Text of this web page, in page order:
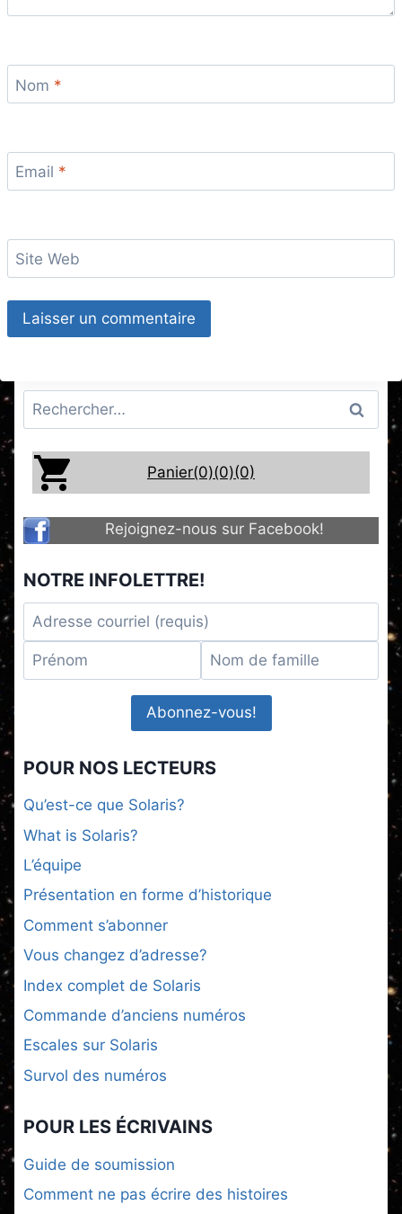
Nom *
Email *
Site Web
Rechercher :
Panier(0)(0)(0)
Rejoignez-nous sur Facebook!
NOTRE INFOLETTRE!
POUR NOS LECTEURS
Qu’est-ce que Solaris?
What is Solaris?
L’équipe
Présentation en forme d’historique
Comment s’abonner
Vous changez d’adresse?
Index complet de Solaris
Commande d’anciens numéros
Escales sur Solaris
Survol des numéros
POUR LES ÉCRIVAINS
Guide de soumission
Comment ne pas écrire des histoires